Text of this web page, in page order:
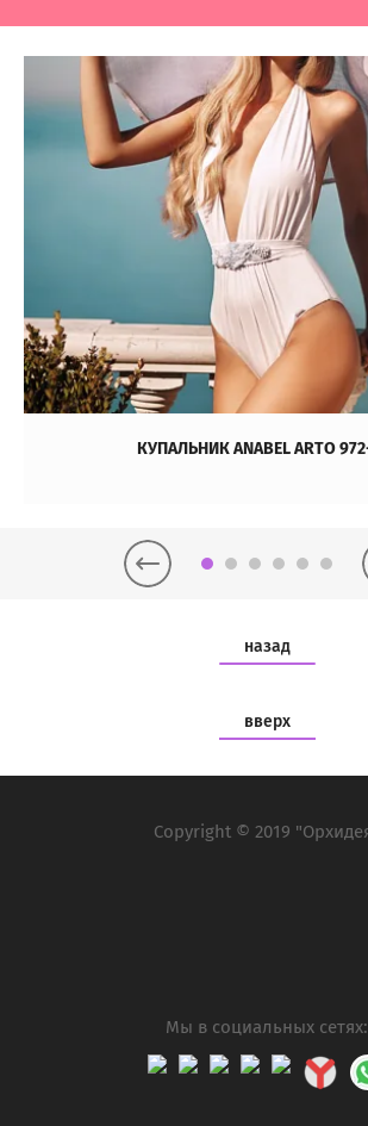
КУПАЛЬНИК ANABEL ARTO
назад
вверх
Copyright © 2019
Мы в социальных сетях: